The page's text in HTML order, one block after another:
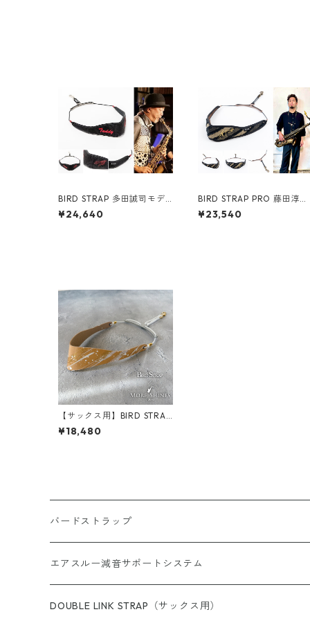
BIRD STRAP 多田誠司モデ
ルⅢ
¥24,640
BIRD STRAP PRO 藤田淳之
介モデル
¥23,540
【サックス用】BIRD STRAP
× More Shines コラボモデ
ル #021
¥18,480
バードストラップ
サックス用
完成品（すべての商品）
ショルダー（サックス／ファゴット用）
エアスルー減音サポートシステム
エアスルー・リード
DOUBLE LINK STRAP（サックス用）